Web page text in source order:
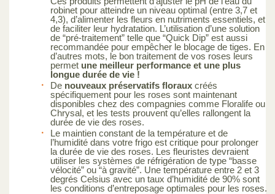
robinet pour atteindre un niveau optimal (entre 3,7 et
4,3), d’alimenter les fleurs en nutriments essentiels, et
de faciliter leur hydratation. L’utilisation d’une solution
de “pré-traitement” telle que “Quick Dip” est aussi
recommandée pour empêcher le blocage de tiges. En
d’autres mots, le bon traitement de vos roses leurs
permet une meilleur performance et une plus
longue durée de vie !
De nouveaux préservatifs floraux créés
spécifiquement pour les roses sont maintenant
disponibles chez des compagnies comme Floralife ou
Chrysal, et les tests prouvent qu’elles rallongent la
durée de vie des roses.
Le maintien constant de la température et de
l’humidité dans votre frigo est critique pour prolonger
la durée de vie des roses. Les fleuristes devraient
utiliser les systèmes de réfrigération de type “basse
vélocité” ou “à gravité”. Une température entre 2 et 3
degrés Celsius avec un taux d’humidité de 90% sont
les conditions d’entreposage optimales pour les roses.